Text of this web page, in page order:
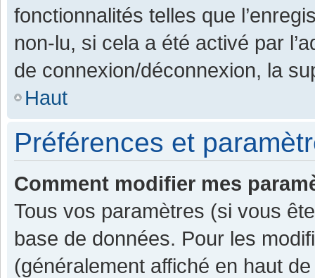
fonctionnalités telles que
non-lu, si cela a été activé par
de connexion/déconnexion, la
Haut
Préférences et
Comment modifier mes
Tous vos paramètres (si vous
base de données. Pour les
(généralement affiché en haut